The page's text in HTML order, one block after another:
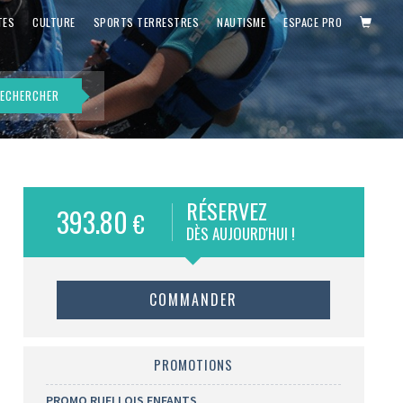
CULTURE SPORTS TERRESTRES NAUTISME ESPACE PRO
393.80 € RÉSERVEZ
DÈS AUJOURD'HUI !
COMMANDER
PROMOTIONS